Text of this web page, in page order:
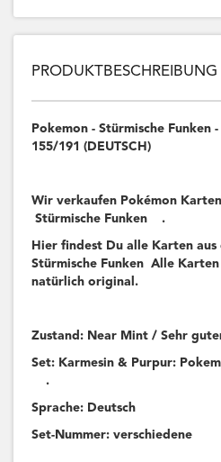
PRODUKTBESCHREIBUNG
Pokemon - Stürmische Funken -
155/191 (DEUTSCH)
Wir verkaufen Pokémon
Stürmische Funken .
Hier findest Du alle Karten aus
Stürmische Funken Alle Karten
natürlich original.
Zustand: Near Mint / Sehr
Set: Karmesin & Purpur:
.
Sprache: Deutsch
Set-Nummer: verschiedene